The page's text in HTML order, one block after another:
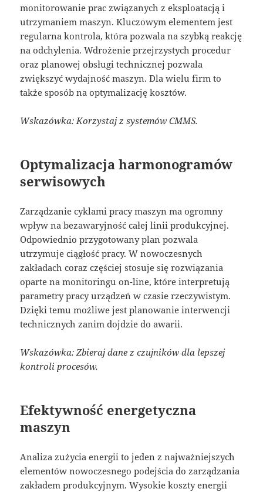
monitorowanie prac związanych z eksploatacją i
utrzymaniem maszyn. Kluczowym elementem jest
regularna kontrola, która pozwala na szybką reakcję
na odchylenia. Wdrożenie przejrzystych procedur
oraz planowej obsługi technicznej pozwala
zwiększyć wydajność maszyn. Dla wielu firm to
także sposób na optymalizację kosztów.
Wskazówka: Korzystaj z systemów CMMS.
Optymalizacja harmonogramów
serwisowych
Zarządzanie cyklami pracy maszyn ma ogromny
wpływ na bezawaryjność całej linii produkcyjnej.
Odpowiednio przygotowany plan pozwala
utrzymuje ciągłość pracy. W nowoczesnych
zakładach coraz częściej stosuje się rozwiązania
oparte na monitoringu on-line, które interpretują
parametry pracy urządzeń w czasie rzeczywistym.
Dzięki temu możliwe jest planowanie interwencji
technicznych zanim dojdzie do awarii.
Wskazówka: Zbieraj dane z czujników dla lepszej
kontroli procesów.
Efektywność energetyczna
maszyn
Analiza zużycia energii to jeden z najważniejszych
elementów nowoczesnego podejścia do zarządzania
zakładem produkcyjnym. Wysokie koszty energii